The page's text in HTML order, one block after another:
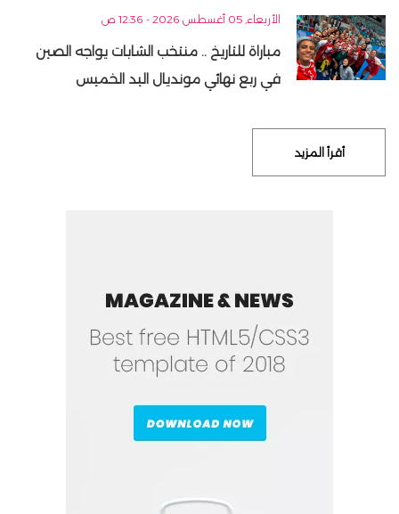
الأربعاء, 05 أغسطس 2026 - 12:36 ص
مباراة للتاريخ .. منتخب الشابات يواجه الصين
في ربع نهائي مونديال اليد الخميس
أقرأ المزيد